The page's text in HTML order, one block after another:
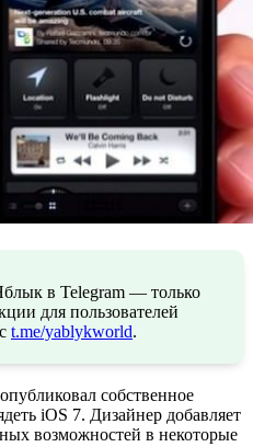
в Telegram — только
для пользователей
t.me/yablykworld.
собственное
iOS 7. Дизайнер добавляет
возможностей в некоторые